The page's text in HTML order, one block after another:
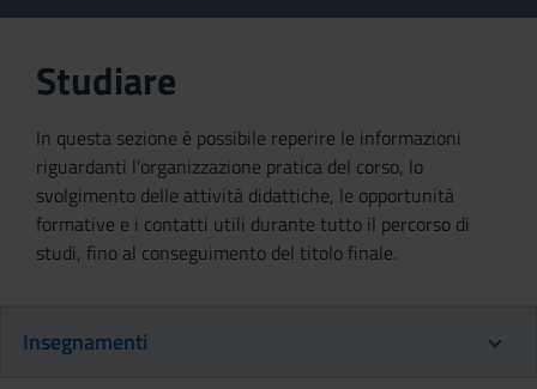
Studiare
In questa sezione è possibile reperire le informazioni
riguardanti l'organizzazione pratica del corso, lo
svolgimento delle attività didattiche, le opportunità
formative e i contatti utili durante tutto il percorso di
studi, fino al conseguimento del titolo finale.
Insegnamenti